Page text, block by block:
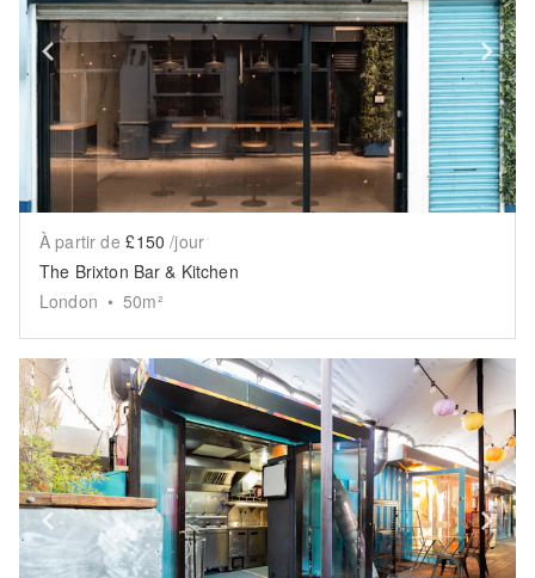
Show previous slide
À partir de £150 /jour
The Brixton Bar & Kitchen
London • 50m²
Show previous slide